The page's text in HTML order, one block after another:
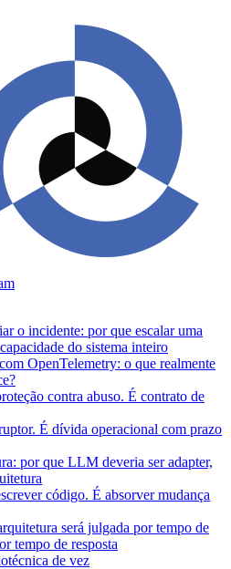
o incidente: por que escalar uma
do sistema inteiro
OpenTelemetry: o que realmente
contra abuso. É contrato de
É dívida operacional com prazo
por que LLM deveria ser adapter,
código. É absorver mudança
será julgada por tempo de
tempo de resposta
de vez